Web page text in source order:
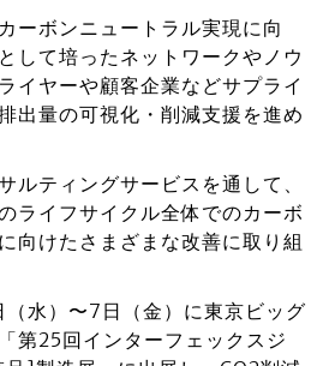
ーボンニュートラル実現に向
して培ったネットワークやノウ
イヤーや顧客企業などサプライ
出量の可視化・削減支援を進め
ルティングサービスを通して、
ライフサイクル全体でのカーボ
向けたさまざまな改善に取り組
水）〜7日（金）に東京ビッグ
第25回インターフェックスジ